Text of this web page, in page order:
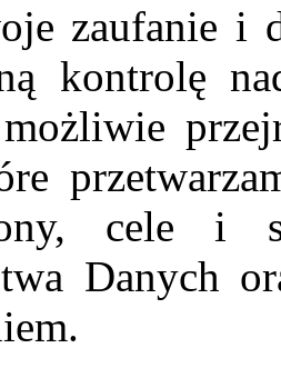
zaufanie i
kontrolę
cele i
Danych